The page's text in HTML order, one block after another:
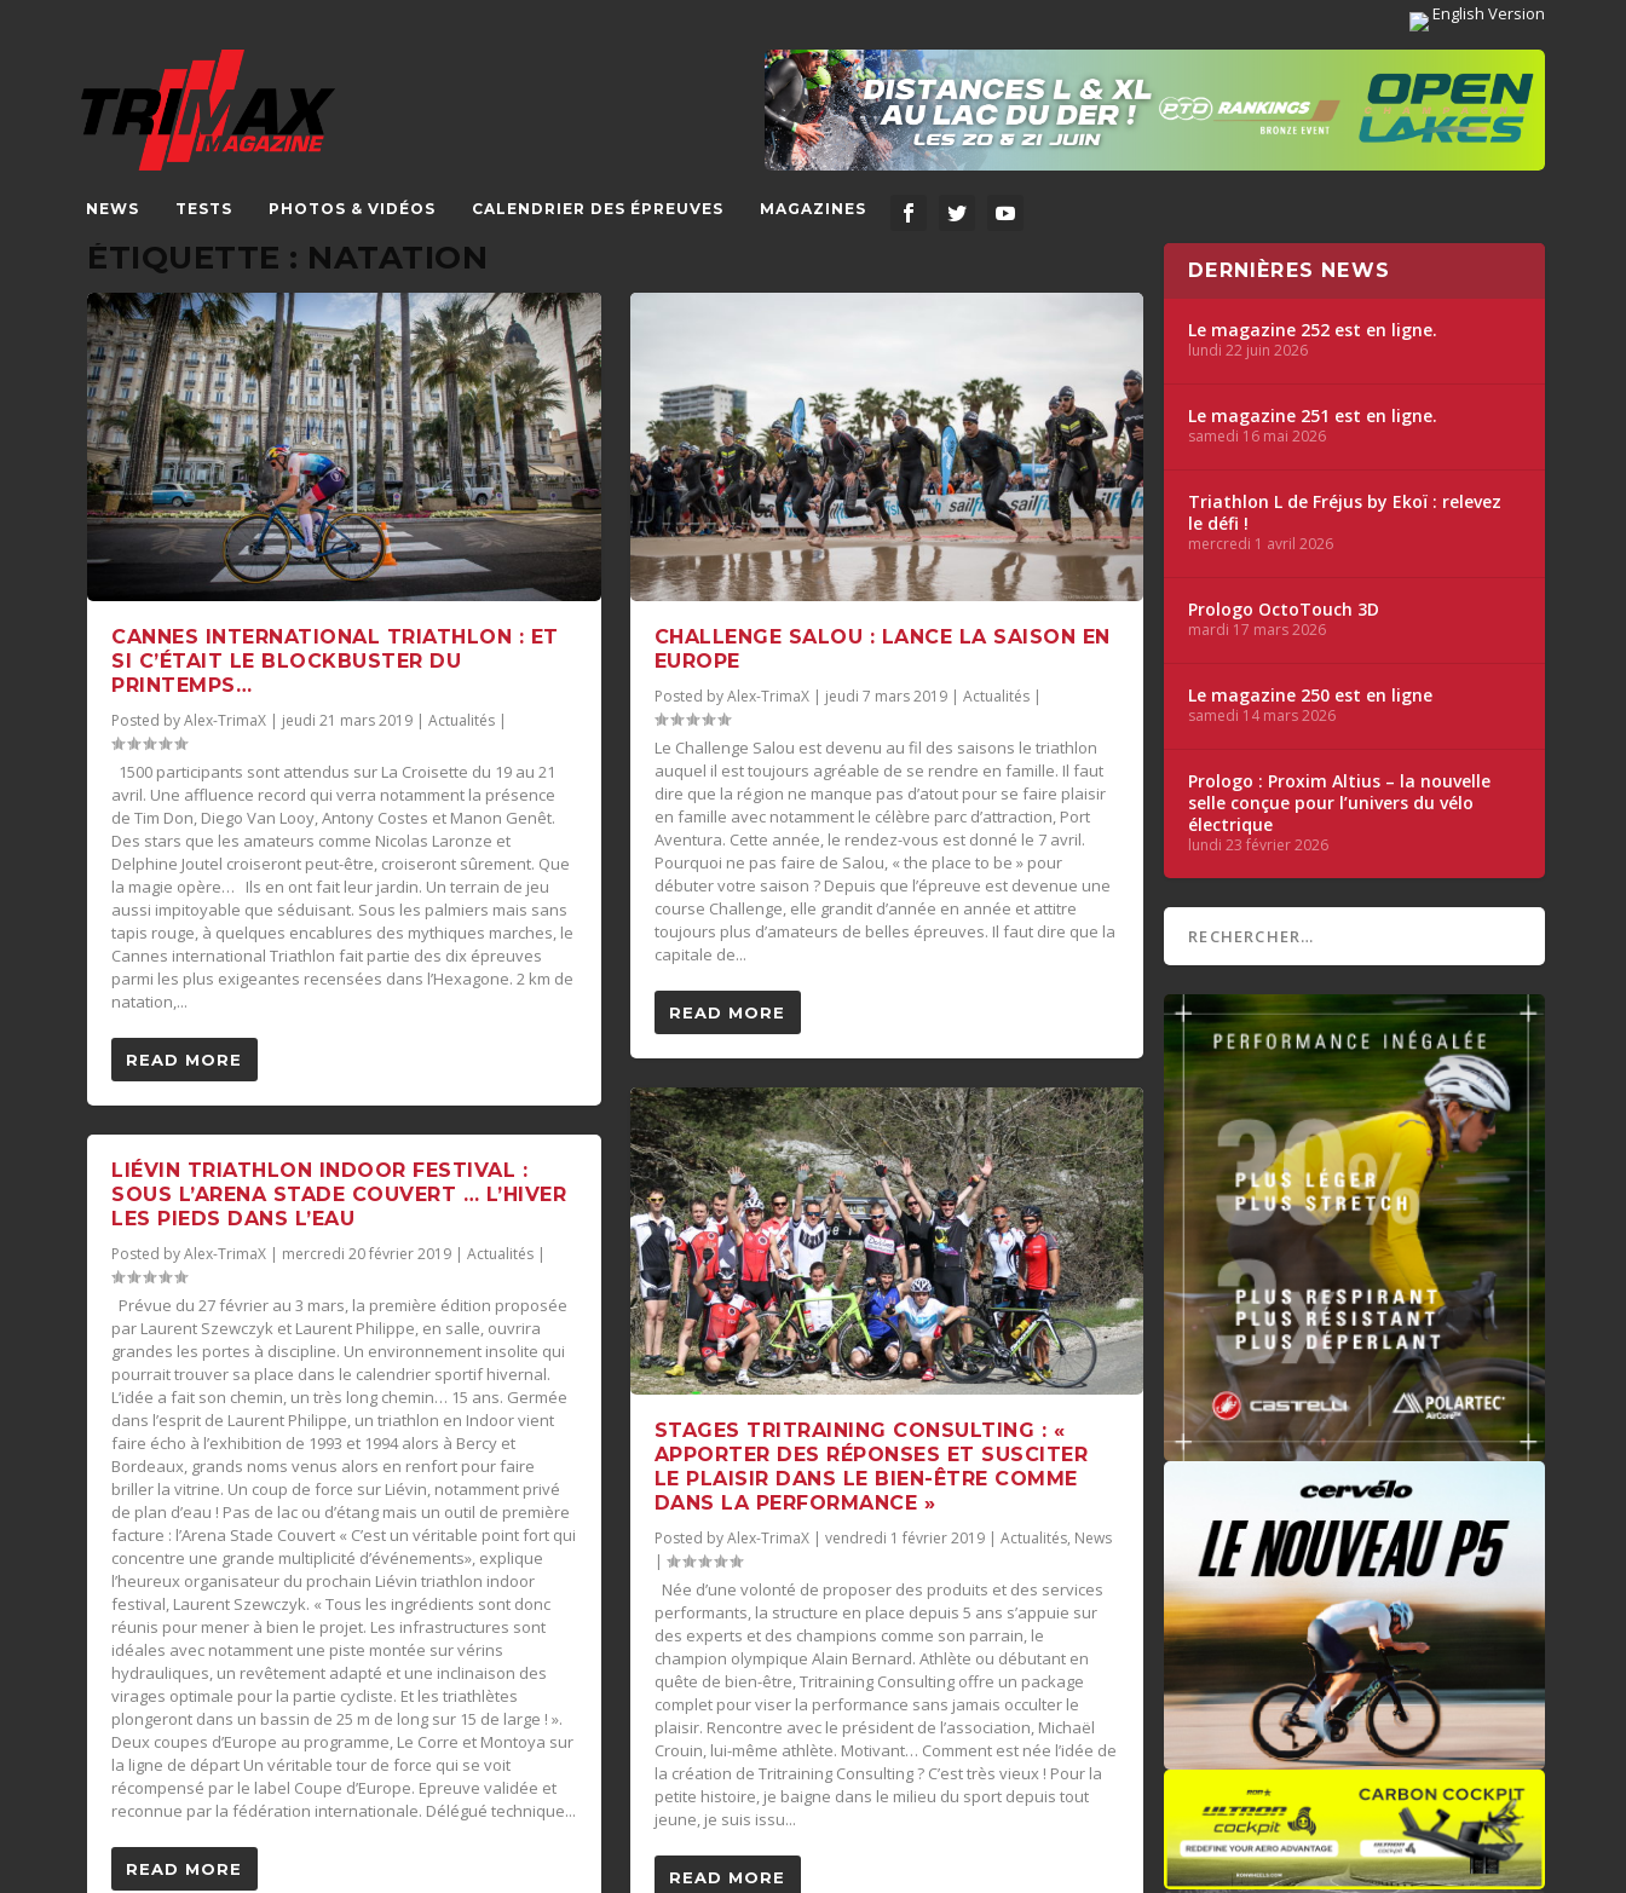
English Version
NEWS TESTS PHOTOS & VIDÉOS CALENDRIER DES ÉPREUVES MAGAZINES
ÉTIQUETTE : NATATION
CANNES INTERNATIONAL TRIATHLON : ET
SI C’ÉTAIT LE BLOCKBUSTER DU
PRINTEMPS…
Posted byAlex-TrimaX | jeudi 21 mars 2019 |Actualités |
1500 participants sont attendus sur La Croisette du 19 au 21
avril. Une affluence record qui verra notamment la présence
de Tim Don, Diego Van Looy, Antony Costes et Manon Genêt.
Des stars que les amateurs comme Nicolas Laronze et
Delphine Joutel croiseront peut-être, croiseront sûrement. Que
la magie opère… Ils en ont fait leur jardin. Un terrain de jeu
aussi impitoyable que séduisant. Sous les palmiers mais sans
tapis rouge, à quelques encablures des mythiques marches, le
Cannes international Triathlon fait partie des dix épreuves
parmi les plus exigeantes recensées dans l’Hexagone. 2 km de
natation,...
READ MORE
LIÉVIN TRIATHLON INDOOR FESTIVAL :
SOUS L’ARENA STADE COUVERT … L’HIVER
LES PIEDS DANS L’EAU
Posted byAlex-TrimaX | mercredi 20 février 2019 |Actualités |
Prévue du 27 février au 3 mars, la première édition proposée
par Laurent Szewczyk et Laurent Philippe, en salle, ouvrira
grandes les portes à discipline. Un environnement insolite qui
pourrait trouver sa place dans le calendrier sportif hivernal.
L’idée a fait son chemin, un très long chemin… 15 ans. Germée
dans l’esprit de Laurent Philippe, un triathlon en Indoor vient
faire écho à l’exhibition de 1993 et 1994 alors à Bercy et
Bordeaux, grands noms venus alors en renfort pour faire
briller la vitrine. Un coup de force sur Liévin, notamment privé
de plan d’eau ! Pas de lac ou d’étang mais un outil de première
facture : l’Arena Stade Couvert « C’est un véritable point fort qui
concentre une grande multiplicité d’événements», explique
l’heureux organisateur du prochain Liévin triathlon indoor
festival, Laurent Szewczyk. « Tous les ingrédients sont donc
réunis pour mener à bien le projet. Les infrastructures sont
idéales avec notamment une piste montée sur vérins
hydrauliques, un revêtement adapté et une inclinaison des
virages optimale pour la partie cycliste. Et les triathlètes
plongeront dans un bassin de 25 m de long sur 15 de large ! ».
Deux coupes d’Europe au programme, Le Corre et Montoya sur
la ligne de départ Un véritable tour de force qui se voit
récompensé par le label Coupe d’Europe. Epreuve validée et
reconnue par la fédération internationale. Délégué technique...
READ MORE
CHALLENGE SALOU : LANCE LA SAISON EN
EUROPE
Posted byAlex-TrimaX| jeudi 7 mars 2019| Actualités|
Le Challenge Salou est devenu au fil des saisons le triathlon
auquel il est toujours agréable de se rendre en famille. Il faut
dire que la région ne manque pas d’atout pour se faire plaisir
en famille avec notamment le célèbre parc d’attraction, Port
Aventura. Cette année, le rendez-vous est donné le 7 avril.
Pourquoi ne pas faire de Salou, « the place to be » pour
débuter votre saison ? Depuis que l’épreuve est devenue une
course Challenge, elle grandit d’année en année et attitre
toujours plus d’amateurs de belles épreuves. Il faut dire que la
capitale de...
READ MORE
STAGES TRITRAINING CONSULTING : «
APPORTER DES RÉPONSES ET SUSCITER
LE PLAISIR DANS LE BIEN-ÊTRE COMME
DANS LA PERFORMANCE »
Posted byAlex-TrimaX| vendredi 1 février 2019| Actualités, News
|
Née d’une volonté de proposer des produits et des services
performants, la structure en place depuis 5 ans s’appuie sur
des experts et des champions comme son parrain, le
champion olympique Alain Bernard. Athlète ou débutant en
quête de bien-être, Tritraining Consulting offre un package
complet pour viser la performance sans jamais occulter le
plaisir. Rencontre avec le président de l’association, Michaël
Crouin, lui-même athlète. Motivant… Comment est née l’idée de
la création de Tritraining Consulting ? C’est très vieux ! Pour la
petite histoire, je baigne dans le milieu du sport depuis tout
jeune, je suis issu...
READ MORE
DERNIÈRES NEWS
Le magazine 252 est en ligne.
lundi 22 juin 2026
Le magazine 251 est en ligne.
samedi 16 mai 2026
Triathlon L de Fréjus by Ekoï : relevez
le défi !
mercredi 1 avril 2026
Prologo OctoTouch 3D
mardi 17 mars 2026
Le magazine 250 est en ligne
samedi 14 mars 2026
Prologo : Proxim Altius – la nouvelle
selle conçue pour l’univers du vélo
électrique
lundi 23 février 2026